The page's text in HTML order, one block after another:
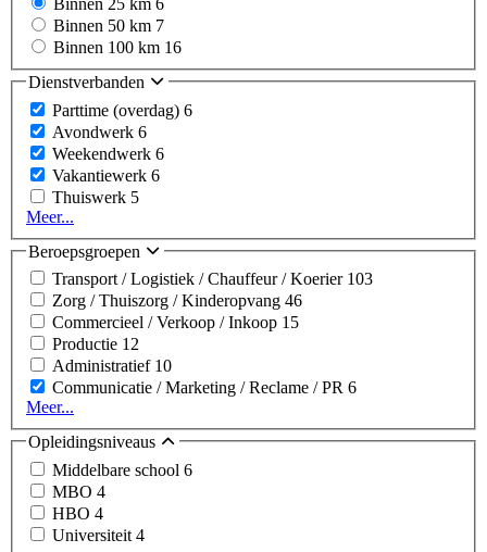
Binnen 25 km 6
Binnen 50 km 7
Binnen 100 km 16
Dienstverbanden
Parttime (overdag) 6
Avondwerk 6
Weekendwerk 6
Vakantiewerk 6
Thuiswerk 5
Meer...
Beroepsgroepen
Transport / Logistiek / Chauffeur / Koerier 103
Zorg / Thuiszorg / Kinderopvang 46
Commercieel / Verkoop / Inkoop 15
Productie 12
Administratief 10
Communicatie / Marketing / Reclame / PR 6
Meer...
Opleidingsniveaus
Middelbare school 6
MBO 4
HBO 4
Universiteit 4